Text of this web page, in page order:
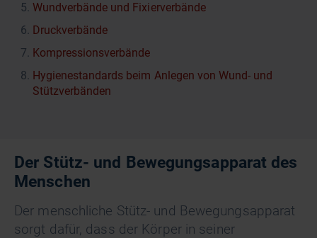
Wundverbände und Fixierverbände
Druckverbände
Kompressionsverbände
Hygienestandards beim Anlegen von Wund- und
Stützverbänden
Der Stütz- und Bewegungsapparat des
Menschen
Der menschliche Stütz- und Bewegungsapparat
sorgt dafür, dass der Körper in seiner